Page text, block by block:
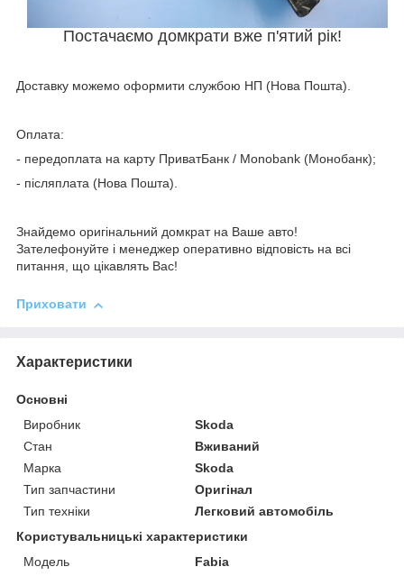
Постачаємо домкрати вже п'ятий рік!
Доставку можемо оформити службою НП (Нова Пошта).
Оплата:
- передоплата на карту ПриватБанк / Мonobank (Монобанк);
- післяплата (Нова Пошта).
Знайдемо оригінальний домкрат на Ваше авто!
Зателефонуйте і менеджер оперативно відповість на всі
питання, що цікавлять Вас!
Приховати
Характеристики
Основні
Виробник
Skoda
Стан
Вживаний
Марка
Skoda
Тип запчастини
Оригінал
Тип техніки
Легковий автомобіль
Користувальницькі характеристики
Мoдель
Fabia